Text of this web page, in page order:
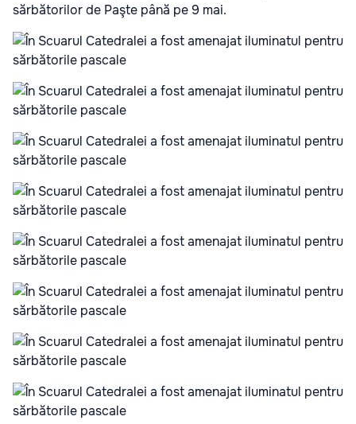
sărbătorilor de Paşte până pe 9 mai.